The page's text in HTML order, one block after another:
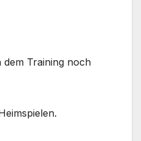
dem Training noch